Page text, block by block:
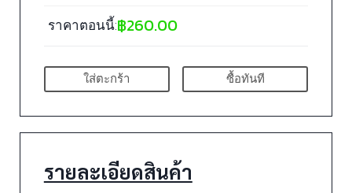
ราคาตอนนี้:฿260.00
ใส่ตะกร้า ซื้อทันที
รายละเอียดสินค้า